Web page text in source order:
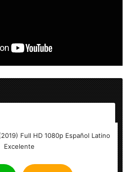
Full HD 1080p Español Latino
Excelente